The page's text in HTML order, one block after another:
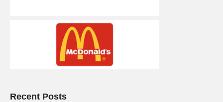
Recent Posts